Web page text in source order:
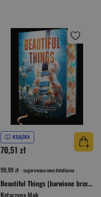
KSIĄŻKA
70,51 zł
99,99 zł - sugerowana cena detaliczna
Beautiful Things (barwione brzegi)
Katarzyna Mak